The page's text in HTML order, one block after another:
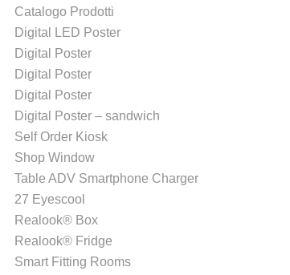
Catalogo Prodotti
Digital LED Poster
Digital Poster
Digital Poster
Digital Poster
Digital Poster – sandwich
Self Order Kiosk
Shop Window
Table ADV Smartphone Charger
27 Eyescool
Realook® Box
Realook® Fridge
Smart Fitting Rooms